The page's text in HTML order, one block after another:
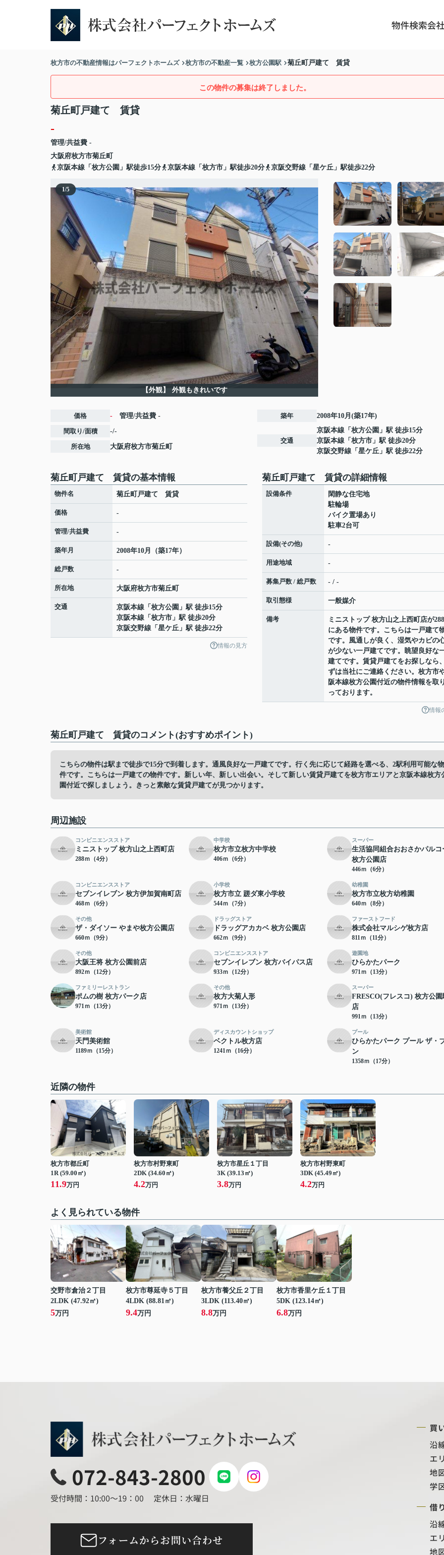
物件検索会
枚方市の不動産情報はパーフェクトホームズ 枚方市の不動産一覧 枚方公園駅 菊丘町戸建て 賃貸
この物件の募集は終了しました。
菊丘町戸建て 賃貸
-
管理/共益費 -
大阪府枚方市菊丘町
京阪本線「枚方公園」駅徒歩15分
京阪本線「枚方市」駅徒歩20分 京阪交野線「星ケ丘」駅徒歩22分
1/5
【外観】 外観もきれいです
価格 - 管理/共益費 -
間取り/面積 -/-
所在地 大阪府枚方市菊丘町
築年 2008年10月(築17年)
交通
京阪本線 「 枚方公園 」駅 徒歩15分
京阪本線 「 枚方市 」駅 徒歩20分
京阪交野線 「 星ケ丘 」駅 徒歩22分
菊丘町戸建て 賃貸の基本情報
物件名 菊丘町戸建て 賃貸
価格 -
管理/共益費 -
築年月 2008年10月（築17年）
総戸数 -
所在地 大阪府枚方市菊丘町
交通 京阪本線 「 枚方公園 」駅 徒歩15分
京阪本線 「 枚方市 」駅 徒歩20分
京阪交野線 「 星ケ丘 」駅 徒歩22分
情報の見方
菊丘町戸建て 賃貸の詳細情報
設備条件
閑静な住宅地
駐輪場
バイク置場あり
駐車2台可
設備(その他) -
用途地域 -
募集戸数 / 総戸数 - / -
取引態様 一般媒介
備考
ミニストップ 枚方山之上西町店が
にある物件です。こちらは一戸建て
です。風通しが良く、湿気やカビの
が少ない一戸建てです。眺望良好な
建てです。賃貸戸建てをお探しなら
ずは当社にご連絡ください。枚方市
阪本線枚方公園付近の物件情報を取
っております。
情報
菊丘町戸建て 賃貸のコメント(おすすめポイント)
こちらの物件は駅まで徒歩で15分で到着します。通風良好な一戸建てです。行く先に応じて経路を選べる、2駅利用可能な物
件です。こちらは一戸建ての物件です。新しい年、新しい出会い。そして新しい賃貸戸建てを枚方市エリアと京阪本線枚方
園付近で探しましょう。きっと素敵な賃貸戸建てが見つかります。
周辺施設
コンビニエンスストア
ミニストップ 枚方山之上西町店
288ｍ（4分）
中学校
枚方市立枚方中学校
406ｍ（6分）
スーパー
生活協同組合おおさかパルコ
枚方公園店
446ｍ（6分）
コンビニエンスストア
セブンイレブン 枚方伊加賀南町店
468ｍ（6分）
小学校
枚方市立 蹉ダ東小学校
544ｍ（7分）
幼稚園
枚方市立枚方幼稚園
640ｍ（8分）
その他
ザ・ダイソー やまや枚方公園店
660ｍ（9分）
ドラッグストア
ドラッグアカカベ 枚方公園店
662ｍ（9分）
ファーストフード
株式会社マルシゲ枚方店
811ｍ（11分）
その他
大阪王将 枚方公園前店
892ｍ（12分）
コンビニエンスストア
セブンイレブン 枚方バイパス店
933ｍ（12分）
遊園地
ひらかたパーク
971ｍ（13分）
ファミリーレストラン
ポムの樹 枚方パーク店
971ｍ（13分）
その他
枚方大菊人形
971ｍ（13分）
スーパー
FRESCO(フレスコ) 枚方公園
店
991ｍ（13分）
美術館
天門美術館
1189ｍ（15分）
ディスカウントショップ
ベクトル枚方店
1241ｍ（16分）
プール
ひらかたパーク プール ザ・
ン
1358ｍ（17分）
近隣の物件
枚方市都丘町
1R (59.00㎡)
11.9万円
枚方市村野東町
2DK (34.60㎡)
4.2万円
枚方市星丘１丁目
3K (39.13㎡)
3.8万円
枚方市村野東町
3DK (45.49㎡)
4.2万円
よく見られている物件
交野市倉治２丁目
2LDK (47.92㎡)
5万円
枚方市尊延寺５丁目
4LDK (88.81㎡)
9.4万円
枚方市養父丘２丁目
3LDK (113.40㎡)
8.8万円
枚方市香里ケ丘１丁目
5DK (123.14㎡)
6.8万円
072-843-2800
受付時間：10:00～19：00 定休日：水曜日
フォームからお問い合わせ
買
沿
エ
地
学
借
沿
エ
地